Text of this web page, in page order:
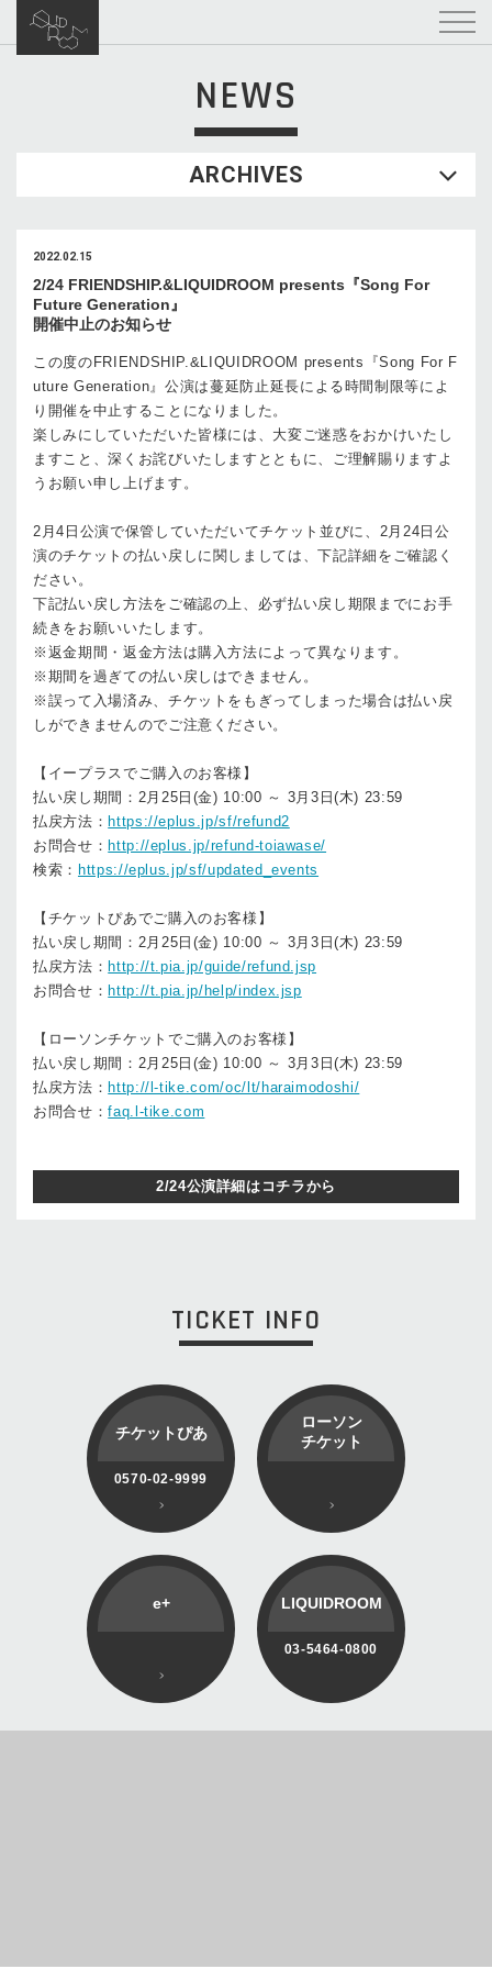
NEWS
ARCHIVES
2022.02.15
2/24 FRIENDSHIP.&LIQUIDROOM presents『Song For
Future Generation』
開催中止のお知らせ
この度のFRIENDSHIP.&LIQUIDROOM presents『Song For F
uture Generation』公演は蔓延防止延長による時間制限等によ
り開催を中止することになりました。
楽しみにしていただいた皆様には、大変ご迷惑をおかけいたし
ますこと、深くお詫びいたしますとともに、ご理解賜りますよ
うお願い申し上げます。
2月4日公演で保管していただいてチケット並びに、2月24日公
演のチケットの払い戻しに関しましては、下記詳細をご確認く
ださい。
下記払い戻し方法をご確認の上、必ず払い戻し期限までにお手
続きをお願いいたします。
※返金期間・返金方法は購入方法によって異なります。
※期間を過ぎての払い戻しはできません。
※誤って入場済み、チケットをもぎってしまった場合は払い戻
しができませんのでご注意ください。
【イープラスでご購入のお客様】
払い戻し期間：2月25日(金) 10:00 ～ 3月3日(木) 23:59
払戻方法： https://eplus.jp/sf/refund2
お問合せ： http://eplus.jp/refund-toiawase/
検索： https://eplus.jp/sf/updated_events
【チケットぴあでご購入のお客様】
払い戻し期間：2月25日(金) 10:00 ～ 3月3日(木) 23:59
払戻方法： http://t.pia.jp/guide/refund.jsp
お問合せ： http://t.pia.jp/help/index.jsp
【ローソンチケットでご購入のお客様】
払い戻し期間：2月25日(金) 10:00 ～ 3月3日(木) 23:59
払戻方法： http://l-tike.com/oc/lt/haraimodoshi/
お問合せ：faq.l-tike.com
2/24公演詳細はコチラから
TICKET INFO
チケットぴあ
0570-02-9999
ローソン
チケット
e+ LIQUIDROOM
03-5464-0800